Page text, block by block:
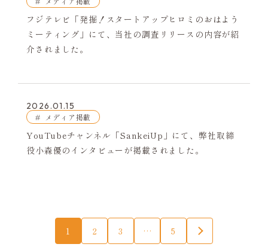
フジテレビ「発掘！スタートアップヒロミのおはよう
ミーティング」にて、当社の調査リリースの内容が紹
介されました。
2026.01.15
メディア掲載
YouTubeチャンネル「SankeiUp」にて、弊社取締
役小森優のインタビューが掲載されました。
1 2 3 … 5